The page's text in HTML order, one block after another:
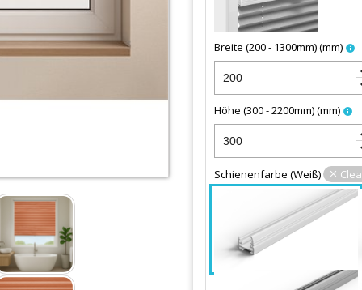
Breite (200 - 1300mm)(mm) info
Höhe (300 - 2200mm)(mm) info
Schienenfarbe (Weiß)